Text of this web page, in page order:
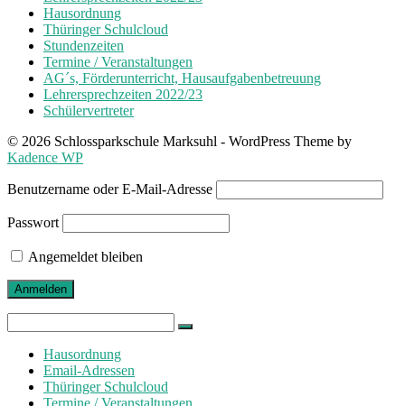
Hausordnung
Thüringer Schulcloud
Stundenzeiten
Termine / Veranstaltungen
AG´s, Förderunterricht, Hausaufgabenbetreuung
Lehrersprechzeiten 2022/23
Schülervertreter
© 2026 Schlossparkschule Marksuhl - WordPress Theme by
Kadence WP
Benutzername oder E-Mail-Adresse
Passwort
Angemeldet bleiben
for:
Hausordnung
Email-Adressen
Thüringer Schulcloud
Termine / Veranstaltungen